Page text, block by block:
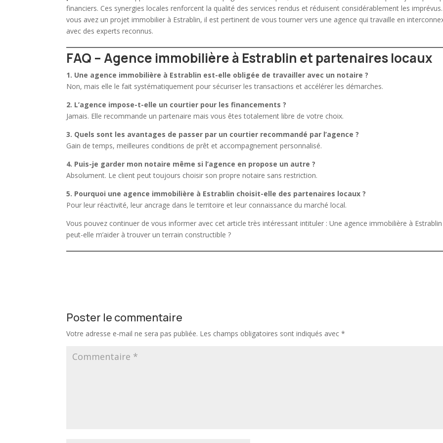
financiers. Ces synergies locales renforcent la qualité des services rendus et réduisent considérablement les imprévus.
vous avez un projetimmobilier à Estrablin, il est pertinent de vous tourner vers une agence qui travaille en
avec des experts reconnus.
FAQ – Agence immobilière à Estrablin et partenaires locaux
1. Une agence immobilière à Estrablin est-elle obligée de travailler avec un notaire ?
Non, mais elle le fait systématiquement pour sécuriser les transactions et accélérer les démarches.
2. L’agence impose-t-elle un courtier pour les financements ?
Jamais. Elle recommande un partenaire mais vous êtes totalement libre de votre choix.
3. Quels sont les avantages de passer par un courtier recommandé par l’agence ?
Gain de temps, meilleures conditions de prêt et accompagnement personnalisé.
4. Puis-je garder mon notaire même si l’agence en propose un autre ?
Absolument. Le client peut toujours choisir son propre notaire sans restriction.
5. Pourquoi une agence immobilière à Estrablin choisit-elle des partenaires locaux ?
Pour leur réactivité, leur ancrage dans le territoire et leur connaissance du marché local.
Vous pouvez continuer de vous informer avec cet article très intéressant intituler :Une agence immobilière à Estrablin
peut-elle m’aider à trouver un terrain constructible ?
Poster le commentaire
Votre adresse e-mail ne sera pas publiée. Les champs obligatoires sont indiqués avec*